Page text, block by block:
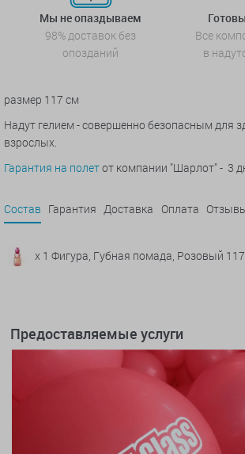
Мы не опаздываем
98% доставок без
опозданий
Все
в
размер 117 см
Надут гелием - совершенно безопасным для
взрослых.
Гарантия на полетот компании "Шарлот" - 3
Состав Гарантия Доставка Оплата
x 1 Фигура, Губная помада, Розовый
Предоставляемые услуги